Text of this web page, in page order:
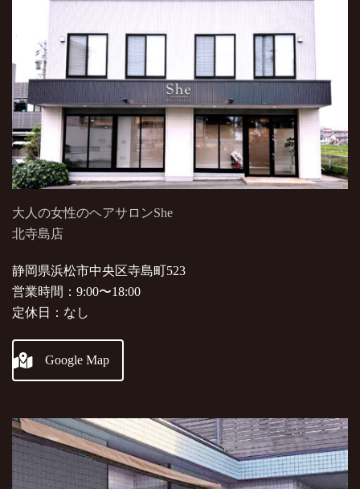
大人の女性のヘアサロンShe
北寺島店
静岡県浜松市中央区寺島町523
営業時間：9:00〜18:00
定休日：なし
Google Map